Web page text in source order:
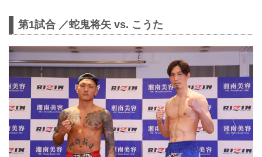
第1試合 ／蛇鬼将矢 vs. こうた